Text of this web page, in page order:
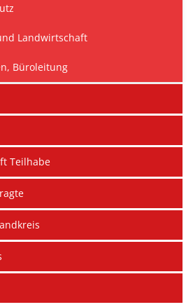
Landwirtschaft
Büroleitung
Teilhabe